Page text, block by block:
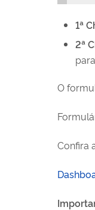
1ª
2ª
O
Confira